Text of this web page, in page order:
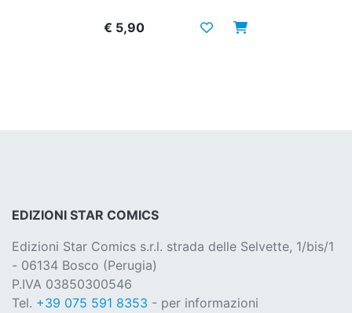
€ 5,90
EDIZIONI STAR COMICS
Edizioni Star Comics s.r.l. strada delle Selvette, 1/bis/1
- 06134 Bosco (Perugia)
P.IVA 03850300546
Tel. +39 075 591 8353 - per informazioni